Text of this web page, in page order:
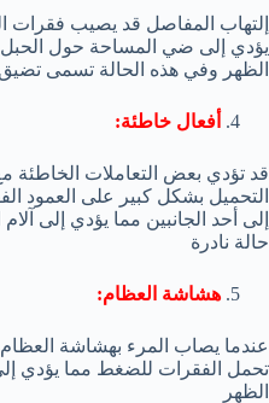
إلتهاب المفاصل قد يصيب فقرات
يؤدي إلى ضي المساحة حول الحبل
الظهر وفي هذه الحالة تسمى
أفعال خاطئة:
قد تؤدي بعض التعاملات الخاطئة
التحميل بشكل كبير على العمود
إلى أحد الجانبين مما يؤدي إلى
حالة نادرة
هشاشة العظام:
عندما يصاب المرء بهشاشة
تحمل الفقرات للضغط مما يؤدي
الظهر